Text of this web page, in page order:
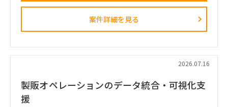
動変容までを一気通貫で実現することが本プロジェクトの最大
■ 担当いただくポジション・役割
身の企画検討」
単なる進捗管理（事務局型PMO）ではなく、ビジネスと
IT（AI）の両面から中身の議論に入り込み、プロジェクトを実
■ 具体的な業務内容
富裕層向けセグメント戦略、KPI設計、新営業モデル設計など
案件詳細を見る
2026.07.16
製販オペレーションのデータ統合・可視化支
援